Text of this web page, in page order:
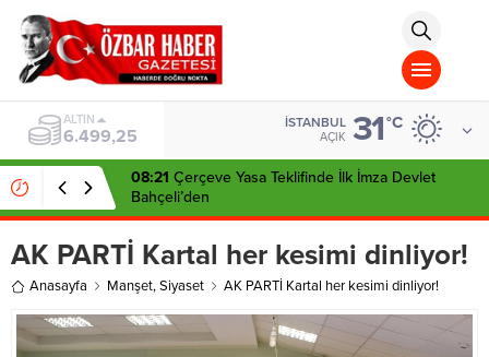
islami
chat
omegla
türk
sohbet
cinsel
sohbet
dini
chat
BIST
13.798,82
İSTANBUL
AÇIK 31°C
08:21 Çerçeve Yasa Teklifinde İlk İmza Devlet
Bahçeli’den
AK PARTİ Kartal her kesimi dinliyor!
Anasayfa Manşet,Siyaset AK PARTİ Kartal her kesimi dinliyor!